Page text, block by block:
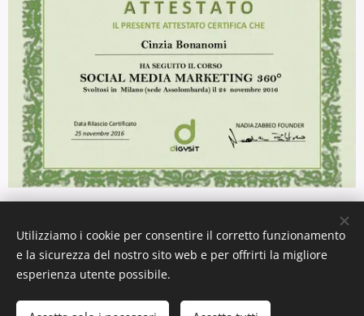
2023 Intermedia Via Umberto I, 1/A - 23815 Introbio (LC) T. +39
0341 980082 - P. IVA IT02713560163
Utilizziamo i cookie per consentire il corretto funzionamento
e la sicurezza del nostro sito web e per offrirti la migliore
esperienza utente possibile.